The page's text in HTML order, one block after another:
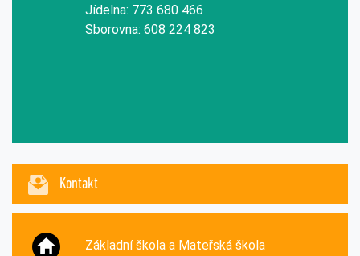
Jídelna: 773 680 466
Sborovna: 608 224 823
Kontakt
Základní škola a Mateřská škola